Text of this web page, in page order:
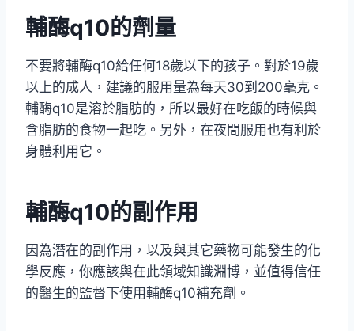
輔酶q10的劑量
不要將輔酶q10給任何18歲以下的孩子。對於19歲
以上的成人，建議的服用量為每天30到200毫克。
輔酶q10是溶於脂肪的，所以最好在吃飯的時候與
含脂肪的食物一起吃。另外，在夜間服用也有利於
身體利用它。
輔酶q10的副作用
因為潛在的副作用，以及與其它藥物可能發生的化
學反應，你應該與在此領域知識淵博，並值得信任
的醫生的監督下使用輔酶q10補充劑。